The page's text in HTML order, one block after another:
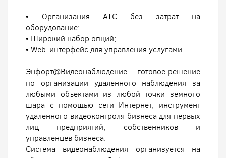
• Организация АТС без затрат на
оборудование;
• Широкий набор опций;
• Web-интерфейс для управления услугами.
Энфорт@Видеонаблюдение – готовое решение
по организации удаленного наблюдения за
любыми объектами из любой точки земного
шара с помощью сети Интернет; инструмент
удаленного видеоконтроля бизнеса для первых
лиц предприятий, собственников и
управленцев бизнеса.
Система видеонаблюдения организуется на